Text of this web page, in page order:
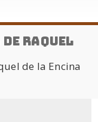
Raquel
de la Encina